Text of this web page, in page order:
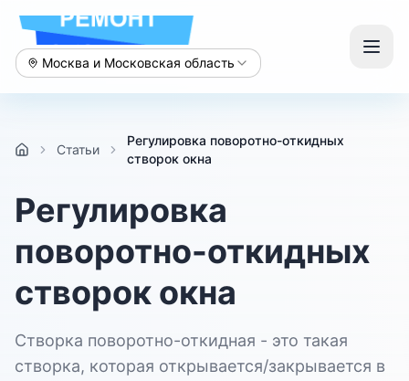
Москва и Московская область
Статьи
Регулировка поворотно-откидных
створок окна
Регулировка
поворотно-откидных
створок окна
Створка поворотно-откидная - это такая
створка, которая открывается/закрывается в